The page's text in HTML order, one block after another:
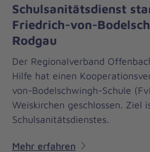
Schulsanitätsdienst
Friedrich-von-
Rodgau
Der Regionalverband
Hilfe hat einen
von-Bodelschwingh-Schule
Weiskirchen geschlossen. Ziel
Schulsanitätsdienstes.
Mehr erfahren